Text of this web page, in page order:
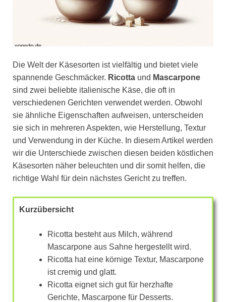
Die Welt der Käsesorten ist vielfältig und bietet viele
spannende Geschmäcker. Ricotta und Mascarpone
sind zwei beliebte italienische Käse, die oft in
verschiedenen Gerichten verwendet werden. Obwohl
sie ähnliche Eigenschaften aufweisen, unterscheiden
sie sich in mehreren Aspekten, wie Herstellung, Textur
und Verwendung in der Küche. In diesem Artikel werden
wir die Unterschiede zwischen diesen beiden köstlichen
Käsesorten näher beleuchten und dir somit helfen, die
richtige Wahl für dein nächstes Gericht zu treffen.
Kurzübersicht
Ricotta besteht aus Milch, während
Mascarpone aus Sahne hergestellt wird.
Ricotta hat eine körnige Textur, Mascarpone
ist cremig und glatt.
Ricotta eignet sich gut für herzhafte
Gerichte, Mascarpone für Desserts.